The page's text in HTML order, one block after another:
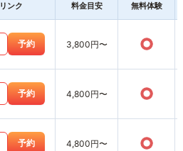
リンク 料金目安 無料体験
予約 3,800円〜 ○
予約 4,800円〜 ○
予約 4,800円〜 ○